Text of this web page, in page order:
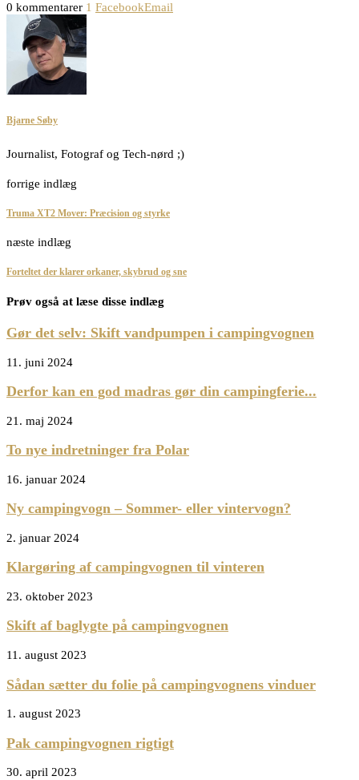
0 kommentarer 1 FacebookEmail
Bjarne Søby
Journalist, Fotograf og Tech-nørd ;)
forrige indlæg
Truma XT2 Mover: Præcision og styrke
næste indlæg
Forteltet der klarer orkaner, skybrud og sne
Prøv også at læse disse indlæg
Gør det selv: Skift vandpumpen i campingvognen
11. juni 2024
Derfor kan en god madras gør din campingferie...
21. maj 2024
To nye indretninger fra Polar
16. januar 2024
Ny campingvogn – Sommer- eller vintervogn?
2. januar 2024
Klargøring af campingvognen til vinteren
23. oktober 2023
Skift af baglygte på campingvognen
11. august 2023
Sådan sætter du folie på campingvognens vinduer
1. august 2023
Pak campingvognen rigtigt
30. april 2023